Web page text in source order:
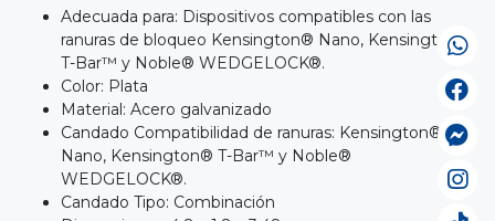
Adecuada para: Dispositivos compatibles con las
ranuras de bloqueo Kensington® Nano, Kensington®
T-Bar™ y Noble® WEDGELOCK®.
Color: Plata
Material: Acero galvanizado
Candado Compatibilidad de ranuras: Kensington®
Nano, Kensington® T-Bar™ y Noble®
WEDGELOCK®.
Candado Tipo: Combinación